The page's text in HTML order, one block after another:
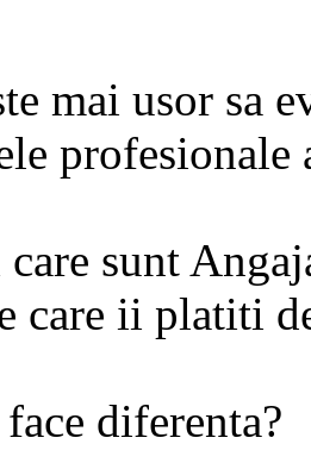
mai usor sa
sunt
care ii platiti
diferenta?